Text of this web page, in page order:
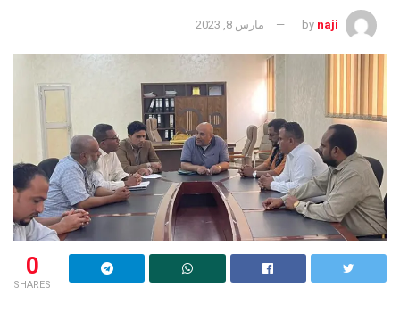
by naji مارس 8, 2023
0
SHARES